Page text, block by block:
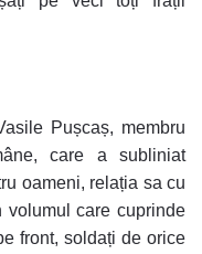
Pușcaș, membru
care a subliniat
oameni, relația sa cu
care cuprinde
front, soldați de orice